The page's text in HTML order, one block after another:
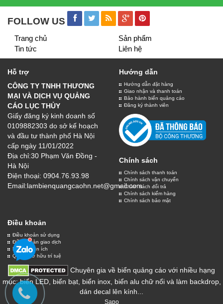
BIỂN QUẢNG CÁO
Chất lượng
Số 30 Phạm Văn Đồng, Hà Nội
FOLLOW US
Trang chủ
Sản phẩm
Tin tức
Liên hệ
Hỗ trợ